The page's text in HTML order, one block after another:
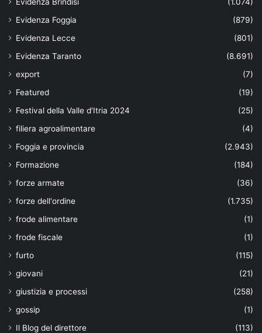
Evidenza Foggia
(879)
Evidenza Lecce
(801)
Evidenza Taranto
(8.691)
export
(7)
Featured
(19)
Festival della Valle d'Itria 2024
(25)
filiera agroalimentare
(4)
Foggia e provincia
(2.943)
Formazione
(184)
forze armate
(36)
forze dell'ordine
(1.735)
frode alimentare
(1)
frode fiscale
(1)
furto
(115)
giovani
(21)
giustizia e processi
(258)
gossip
(1)
Il Blog del direttore
(113)